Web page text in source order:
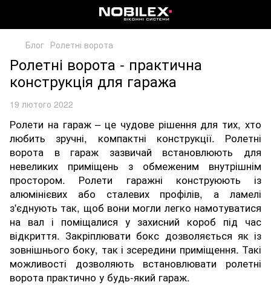
Блог Ролетні ворота
Ролетні ворота - практична
конструкція для гаража
19 лютого 2022
Ролети на гараж – це чудове рішення для тих, хто
любить зручні, компактні конструкції. Ролетні
ворота в гараж зазвичай встановлюють для
невеликих приміщень з обмеженим внутрішнім
простором. Ролети гаражні конструюють із
алюмінієвих або сталевих профілів, а ламелі
з'єднують так, щоб вони могли легко намотуватися
на вал і поміщалися у захисний короб під час
відкриття. Закріплювати бокс дозволяється як із
зовнішнього боку, так і зсередини приміщення. Такі
можливості дозволяють встановлювати ролетні
ворота практично у будь-який гараж.